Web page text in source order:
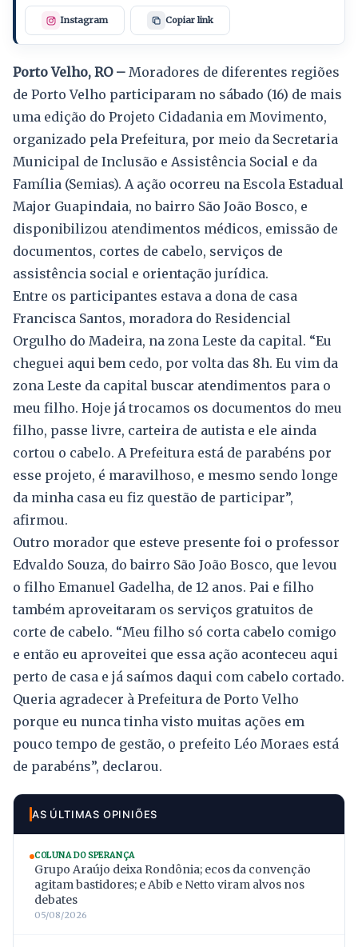
Instagram Copiar link
Porto Velho, RO – Moradores de diferentes regiões
de Porto Velho participaram no sábado (16) de mais
uma edição do Projeto Cidadania em Movimento,
organizado pela Prefeitura, por meio da Secretaria
Municipal de Inclusão e Assistência Social e da
Família (Semias). A ação ocorreu na Escola Estadual
Major Guapindaia, no bairro São João Bosco, e
disponibilizou atendimentos médicos, emissão de
documentos, cortes de cabelo, serviços de
assistência social e orientação jurídica.
Entre os participantes estava a dona de casa
Francisca Santos, moradora do Residencial
Orgulho do Madeira, na zona Leste da capital. “Eu
cheguei aqui bem cedo, por volta das 8h. Eu vim da
zona Leste da capital buscar atendimentos para o
meu filho. Hoje já trocamos os documentos do meu
filho, passe livre, carteira de autista e ele ainda
cortou o cabelo. A Prefeitura está de parabéns por
esse projeto, é maravilhoso, e mesmo sendo longe
da minha casa eu fiz questão de participar”,
afirmou.
Outro morador que esteve presente foi o professor
Edvaldo Souza, do bairro São João Bosco, que levou
o filho Emanuel Gadelha, de 12 anos. Pai e filho
também aproveitaram os serviços gratuitos de
corte de cabelo. “Meu filho só corta cabelo comigo
e então eu aproveitei que essa ação aconteceu aqui
perto de casa e já saímos daqui com cabelo cortado.
Queria agradecer à Prefeitura de Porto Velho
porque eu nunca tinha visto muitas ações em
pouco tempo de gestão, o prefeito Léo Moraes está
de parabéns”, declarou.
AS ÚLTIMAS OPINIÕES
COLUNA DO SPERANÇA
Grupo Araújo deixa Rondônia; ecos da convenção
agitam bastidores; e Abib e Netto viram alvos nos
debates
05/08/2026